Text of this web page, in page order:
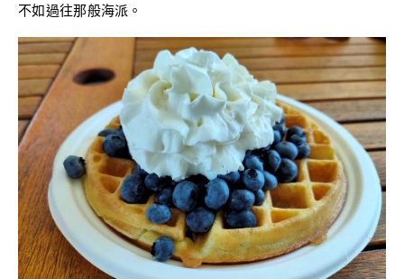
不如過往那般海派。